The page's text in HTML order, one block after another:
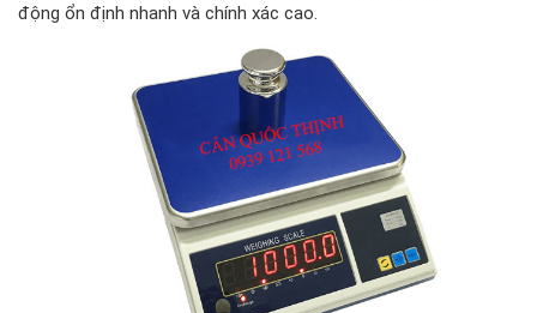
động ổn định nhanh và chính xác cao.